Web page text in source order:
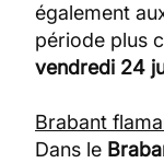
également
période plus
vendredi 24
Brabant
Dans le